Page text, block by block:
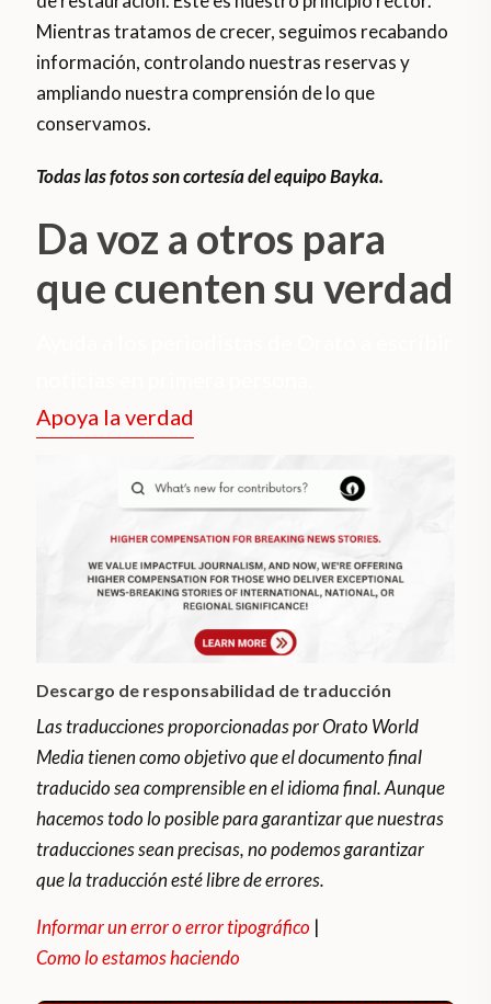
Mientras tratamos de crecer, seguimos recabando
información, controlando nuestras reservas y
ampliando nuestra comprensión de lo que
conservamos.
Todas las fotos son cortesía del equipo Bayka.
Da voz a otros para
que cuenten su verdad
Apoya la verdad
Descargo de responsabilidad de traducción
Las traducciones proporcionadas por Orato World
Media tienen como objetivo que el documento final
traducido sea comprensible en el idioma final. Aunque
hacemos todo lo posible para garantizar que nuestras
traducciones sean precisas, no podemos garantizar
que la traducción esté libre de errores.
Informar un error o error tipográfico |
Como lo estamos haciendo